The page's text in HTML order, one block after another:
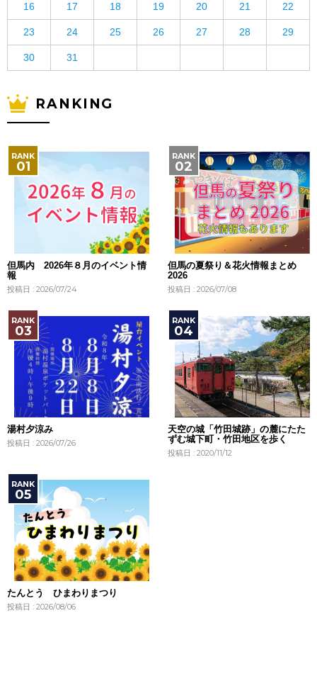
16 17 18 19 20 21 22
23 24 25 26 27 28 29
30 31
RANKING
但馬内 2026年８月のイベント情
報
投稿日 : 2026/07/24
但馬の夏祭り＆花火情報まとめ
2026
投稿日 : 2026/07/08
湯村夕涼み
投稿日 : 2026/07/26
天空の城「竹田城跡」の麓にたた
ずむ城下町・竹田地区を歩く
投稿日 : 2020/11/12
たんとう ひまわりまつり
投稿日 : 2026/08/06